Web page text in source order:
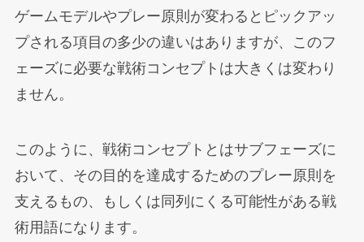
ゲームモデルやプレー原則が変わるとピックアッ
プされる項目の多少の違いはありますが、このフ
ェーズに必要な戦術コンセプトは大きくは変わり
ません。
このように、戦術コンセプトとはサブフェーズに
おいて、その目的を達成するためのプレー原則を
支えるもの、もしくは同列にくる可能性がある戦
術用語になります。